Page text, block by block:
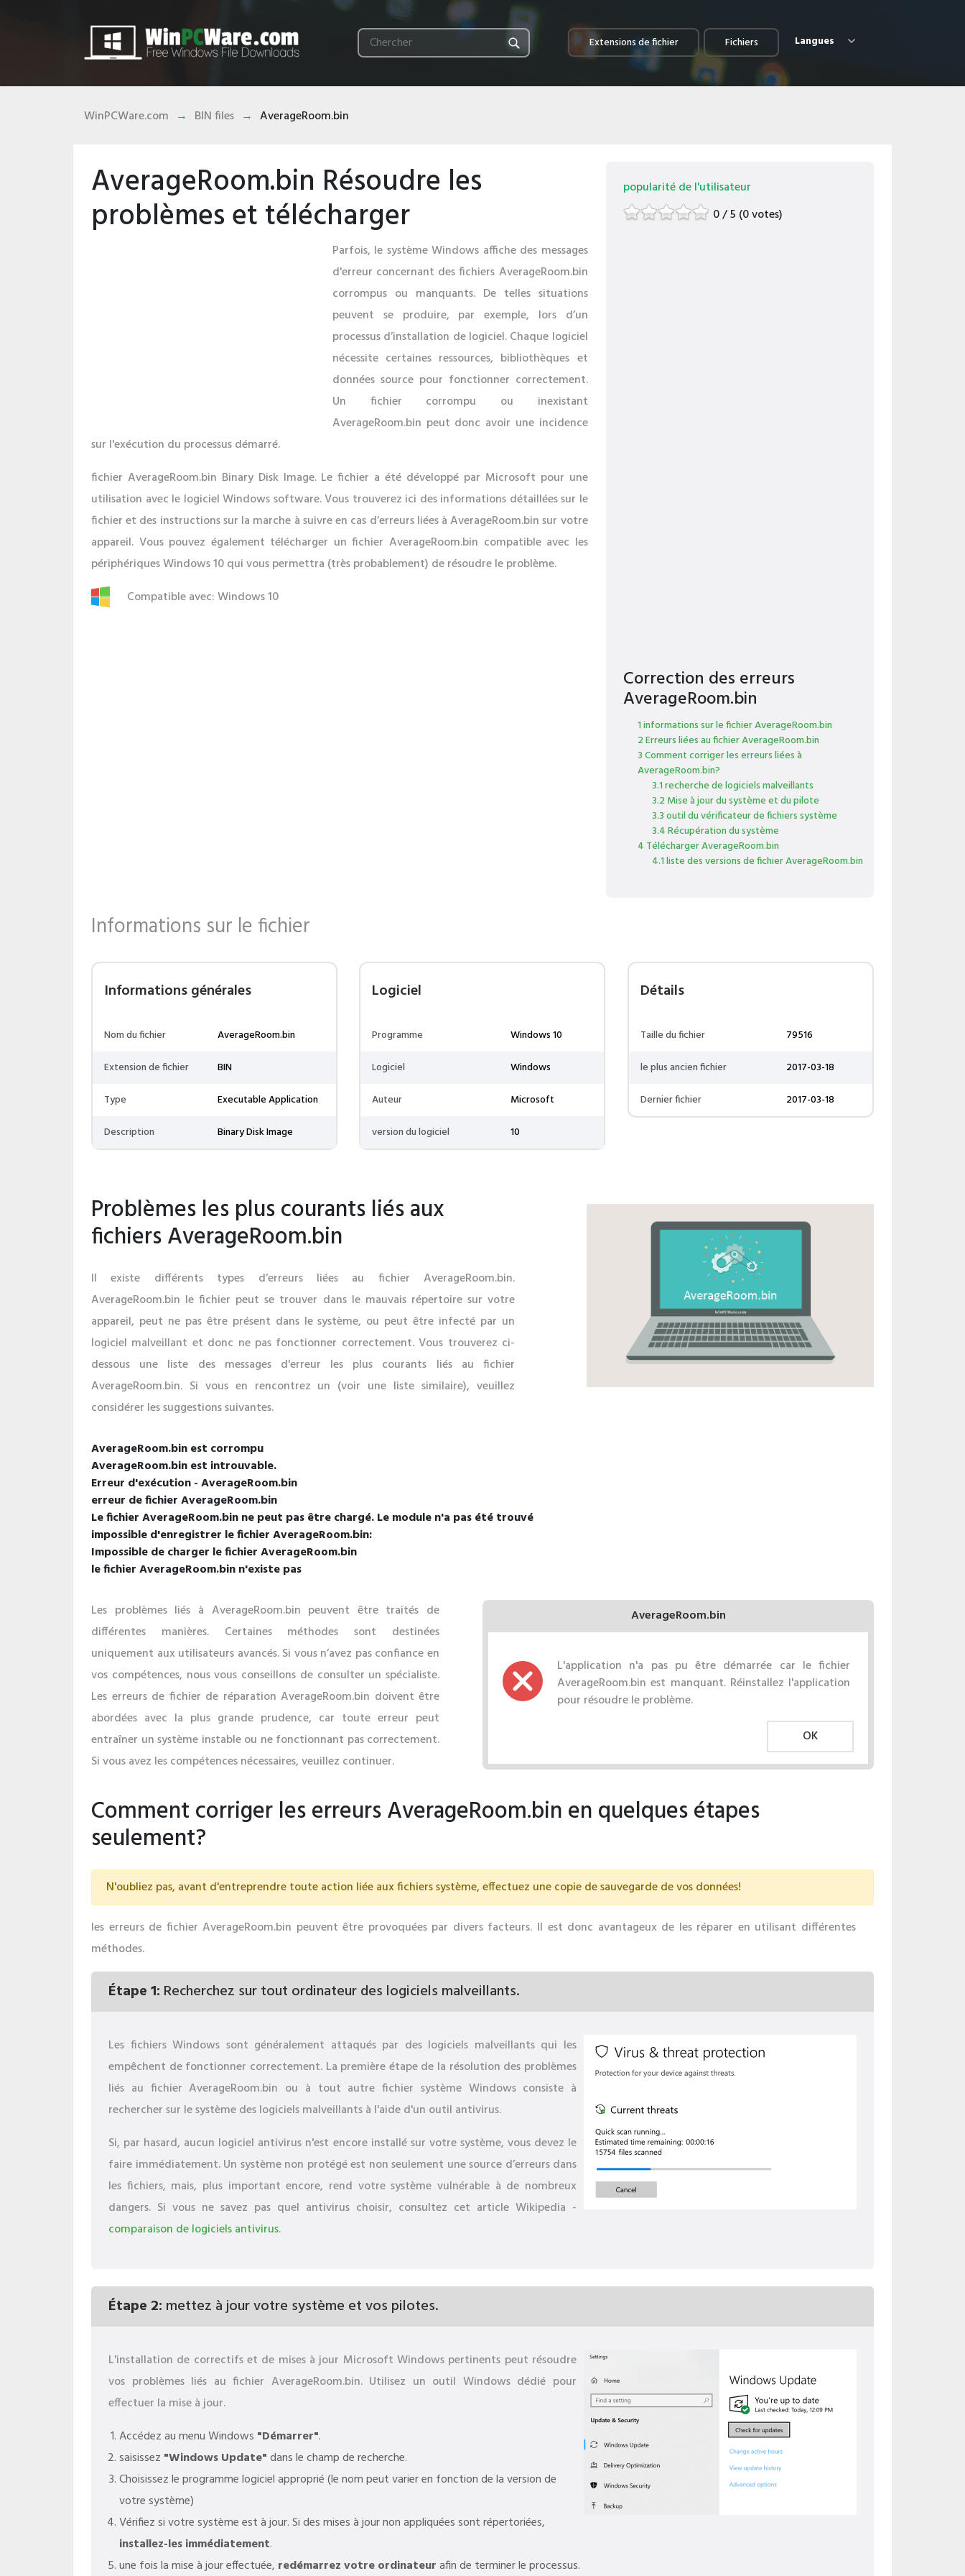
Extensions de fichier Fichiers Langues
WinPCWare.com BIN files AverageRoom.bin
AverageRoom.bin Résoudre les
problèmes et télécharger
Parfois, le système Windows affiche des messages
d'erreur concernant des fichiers AverageRoom.bin
corrompus ou manquants. De telles situations
peuvent se produire, par exemple, lors d’un
processus d’installation de logiciel. Chaque logiciel
nécessite certaines ressources, bibliothèques et
données source pour fonctionner correctement.
Un fichier corrompu ou inexistant
AverageRoom.bin peut donc avoir une incidence
sur l'exécution du processus démarré.
fichier AverageRoom.bin Binary Disk Image. Le fichier a été développé par Microsoft pour une
utilisation avec le logiciel Windows software. Vous trouverez ici des informations détaillées sur le
fichier et des instructions sur la marche à suivre en cas d’erreurs liées à AverageRoom.bin sur votre
appareil. Vous pouvez également télécharger un fichier AverageRoom.bin compatible avec les
périphériques Windows 10 qui vous permettra (très probablement) de résoudre le problème.
Compatible avec: Windows 10
popularité de l'utilisateur
0 / 5 (0 votes)
Correction des erreurs
AverageRoom.bin
1 informations sur le fichier AverageRoom.bin
2 Erreurs liées au fichier AverageRoom.bin
3 Comment corriger les erreurs liées à
AverageRoom.bin?
3.1 recherche de logiciels malveillants
3.2 Mise à jour du système et du pilote
3.3 outil du vérificateur de fichiers système
3.4 Récupération du système
4 Télécharger AverageRoom.bin
4.1 liste des versions de fichier AverageRoom.bin
Informations sur le fichier
Informations générales
Nom du fichier
AverageRoom.bin
Extension de fichier
BIN
Type
Executable Application
Description
Binary Disk Image
Logiciel
Programme
Windows 10
Logiciel
Windows
Auteur
Microsoft
version du logiciel
10
Détails
Taille du fichier
79516
le plus ancien fichier
2017-03-18
Dernier fichier
2017-03-18
Problèmes les plus courants liés aux
fichiers AverageRoom.bin
Il existe différents types d’erreurs liées au fichier AverageRoom.bin.
AverageRoom.bin le fichier peut se trouver dans le mauvais répertoire sur votre
appareil, peut ne pas être présent dans le système, ou peut être infecté par un
logiciel malveillant et donc ne pas fonctionner correctement. Vous trouverez ci-
dessous une liste des messages d'erreur les plus courants liés au fichier
AverageRoom.bin. Si vous en rencontrez un (voir une liste similaire), veuillez
considérer les suggestions suivantes.
AverageRoom.bin est corrompu
AverageRoom.bin est introuvable.
Erreur d'exécution - AverageRoom.bin
erreur de fichier AverageRoom.bin
Le fichier AverageRoom.bin ne peut pas être chargé. Le module n'a pas été trouvé
impossible d'enregistrer le fichier AverageRoom.bin:
Impossible de charger le fichier AverageRoom.bin
le fichier AverageRoom.bin n'existe pas
AverageRoom.bin
L'application n'a pas pu être démarrée car le fichier
AverageRoom.bin est manquant. Réinstallez l'application
pour résoudre le problème.
OK
Les problèmes liés à AverageRoom.bin peuvent être traités de
différentes manières. Certaines méthodes sont destinées
uniquement aux utilisateurs avancés. Si vous n’avez pas confiance en
vos compétences, nous vous conseillons de consulter un spécialiste.
Les erreurs de fichier de réparation AverageRoom.bin doivent être
abordées avec la plus grande prudence, car toute erreur peut
entraîner un système instable ou ne fonctionnant pas correctement.
Si vous avez les compétences nécessaires, veuillez continuer.
Comment corriger les erreurs AverageRoom.bin en quelques étapes
seulement?
N'oubliez pas, avant d'entreprendre toute action liée aux fichiers système, effectuez une copie de sauvegarde de vos données!
les erreurs de fichier AverageRoom.bin peuvent être provoquées par divers facteurs. Il est donc avantageux de les réparer en utilisant différentes
méthodes.
Étape 1: Recherchez sur tout ordinateur des logiciels malveillants.
Les fichiers Windows sont généralement attaqués par des logiciels malveillants qui les
empêchent de fonctionner correctement. La première étape de la résolution des problèmes
liés au fichier AverageRoom.bin ou à tout autre fichier système Windows consiste à
rechercher sur le système des logiciels malveillants à l'aide d'un outil antivirus.
Si, par hasard, aucun logiciel antivirus n'est encore installé sur votre système, vous devez le
faire immédiatement. Un système non protégé est non seulement une source d’erreurs dans
les fichiers, mais, plus important encore, rend votre système vulnérable à de nombreux
dangers. Si vous ne savez pas quel antivirus choisir, consultez cet article Wikipedia -
comparaison de logiciels antivirus.
Étape 2: mettez à jour votre système et vos pilotes.
L'installation de correctifs et de mises à jour Microsoft Windows pertinents peut résoudre
vos problèmes liés au fichier AverageRoom.bin. Utilisez un outil Windows dédié pour
effectuer la mise à jour.
Accédez au menu Windows "Démarrer".
saisissez "Windows Update"dans le champ de recherche.
Choisissez le programme logiciel approprié (le nom peut varier en fonction de la version de
votre système)
Vérifiez si votre système est à jour. Si des mises à jour non appliquées sont répertoriées,
installez-les immédiatement.
une fois la mise à jour effectuée, redémarrez votre ordinateurafin de terminer le processus.